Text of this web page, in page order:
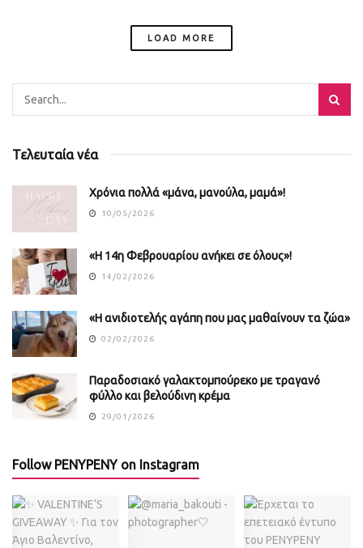
LOAD MORE
Τελευταία νέα
Χρόνια πολλά «μάνα, μανούλα, μαμά»!
10/05/2026
«Η 14η Φεβρουαρίου ανήκει σε όλους»!
14/02/2026
«Η ανιδιοτελής αγάπη που μας μαθαίνουν τα ζώα»
02/02/2026
Παραδοσιακό γαλακτομπούρεκο με τραγανό
φύλλο και βελούδινη κρέμα
29/01/2026
Follow PENYPENY on Instagram